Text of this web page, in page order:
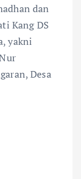
dan
Kang DS
yakni
Desa